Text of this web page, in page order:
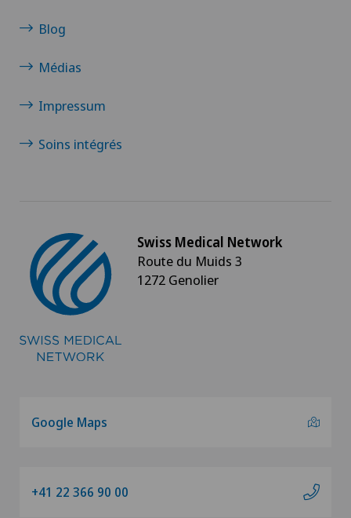
Blog
Médias
Impressum
Soins intégrés
Swiss Medical Network
Route du Muids 3
1272 Genolier
Google Maps
+41 22 366 90 00